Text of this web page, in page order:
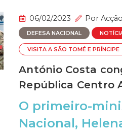
06/02/2023 Por
DEFESA NACIONAL
VISITA A SÃO TOMÉ E PRÍNCIPE
António Costa
República Centro
O primeiro-
Nacional,